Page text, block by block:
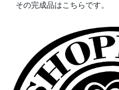
その完成品はこちらです。